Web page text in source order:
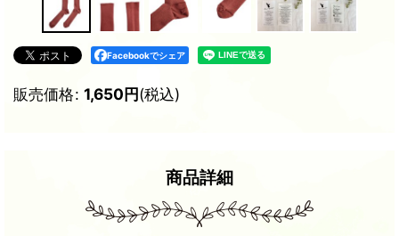
Facebookでシェア
販売価格: 1,650円(税込)
商品詳細